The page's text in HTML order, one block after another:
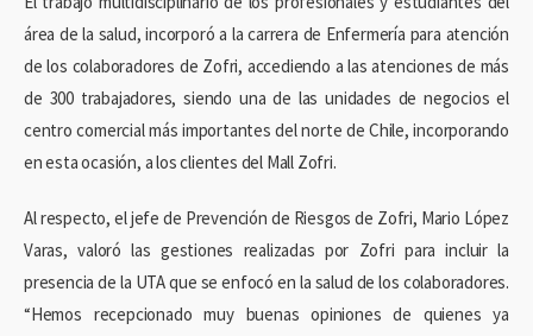
área de la salud, incorporó a la carrera de Enfermería para atención
de los colaboradores de Zofri, accediendo a las atenciones de más
de 300 trabajadores, siendo una de las unidades de negocios el
centro comercial más importantes del norte de Chile, incorporando
en esta ocasión, a los clientes del Mall Zofri.
Al respecto, el jefe de Prevención de Riesgos de Zofri, Mario López
Varas, valoró las gestiones realizadas por Zofri para incluir la
presencia de la UTA que se enfocó en la salud de los colaboradores.
“Hemos recepcionado muy buenas opiniones de quienes ya